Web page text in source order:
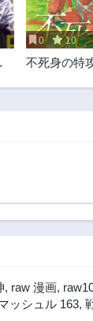
第41話
3ヶ月前
第36話
3ヶ月前
第31話
第6話
2年前
0 10
不死身の特
, raw 漫画,
ッシュル 163,